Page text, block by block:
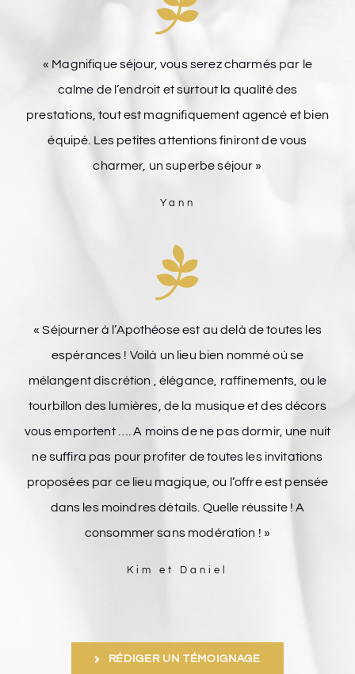
« Magnifique séjour, vous serez charmés par le
calme de l’endroit et surtout la qualité des
prestations, tout est magnifiquement agencé et bien
équipé. Les petites attentions finiront de vous
charmer, un superbe séjour »
Yann
« Séjourner à l’Apothéose est au delà de toutes les
espérances ! Voilà un lieu bien nommé où se
mélangent discrétion , élégance, raffinements, ou le
tourbillon des lumières, de la musique et des décors
vous emportent …. A moins de ne pas dormir, une nuit
ne suffira pas pour profiter de toutes les invitations
proposées par ce lieu magique, ou l’offre est pensée
dans les moindres détails. Quelle réussite ! A
consommer sans modération ! »
Kim et Daniel
RÉDIGER UN TÉMOIGNAGE